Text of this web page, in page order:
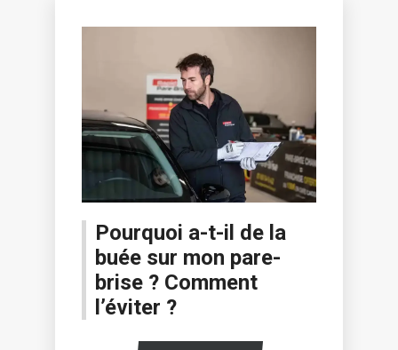
Pourquoi a-t-il de la
buée sur mon pare-
brise ? Comment
l’éviter ?